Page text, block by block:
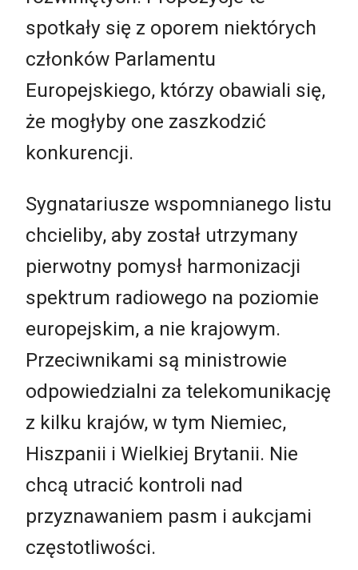
spotkały się z oporem niektórych
członków Parlamentu
Europejskiego, którzy obawiali się,
że mogłyby one zaszkodzić
konkurencji.
Sygnatariusze wspomnianego listu
chcieliby, aby został utrzymany
pierwotny pomysł harmonizacji
spektrum radiowego na poziomie
europejskim, a nie krajowym.
Przeciwnikami są ministrowie
odpowiedzialni za telekomunikację
z kilku krajów, w tym Niemiec,
Hiszpanii i Wielkiej Brytanii. Nie
chcą utracić kontroli nad
przyznawaniem pasm i aukcjami
częstotliwości.